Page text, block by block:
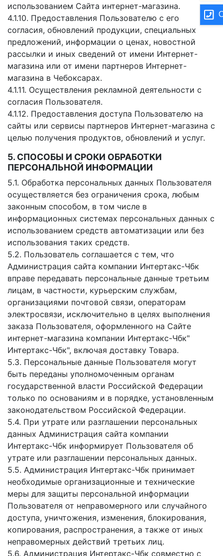
использованием Сайта интернет-магазина.
4.1.10. Предоставления Пользователю с его
согласия, обновлений продукции, специальных
предложений, информации о ценах, новостной
рассылки и иных сведений от имени Интернет-
магазина или от имени партнеров Интернет-
магазина в Чебоксарах.
4.1.11. Осуществления рекламной деятельности с
согласия Пользователя.
4.1.12. Предоставления доступа Пользователю на
сайты или сервисы партнеров Интернет-магазина с
целью получения продуктов, обновлений и услуг.
5. СПОСОБЫ И СРОКИ ОБРАБОТКИ
ПЕРСОНАЛЬНОЙ ИНФОРМАЦИИ
5.1. Обработка персональных данных Пользователя
осуществляется без ограничения срока, любым
законным способом, в том числе в
информационных системах персональных данных с
использованием средств автоматизации или без
использования таких средств.
5.2. Пользователь соглашается с тем, что
Администрация сайта компании Интертакс-Чбк
вправе передавать персональные данные третьим
лицам, в частности, курьерским службам,
организациями почтовой связи, операторам
электросвязи, исключительно в целях выполнения
заказа Пользователя, оформленного на Сайте
интернет-магазина компании Интертакс-Чбк"
Интертакс-Чбк", включая доставку Товара.
5.3. Персональные данные Пользователя могут
быть переданы уполномоченным органам
государственной власти Российской Федерации
только по основаниям и в порядке, установленным
законодательством Российской Федерации.
5.4. При утрате или разглашении персональных
данных Администрация сайта компании
Интертакс-Чбк информирует Пользователя об
утрате или разглашении персональных данных.
5.5. Администрация Интертакс-Чбк принимает
необходимые организационные и технические
меры для защиты персональной информации
Пользователя от неправомерного или случайного
доступа, уничтожения, изменения, блокирования,
копирования, распространения, а также от иных
неправомерных действий третьих лиц.
5.6. Администрация Интертакс-Чбк совместно с